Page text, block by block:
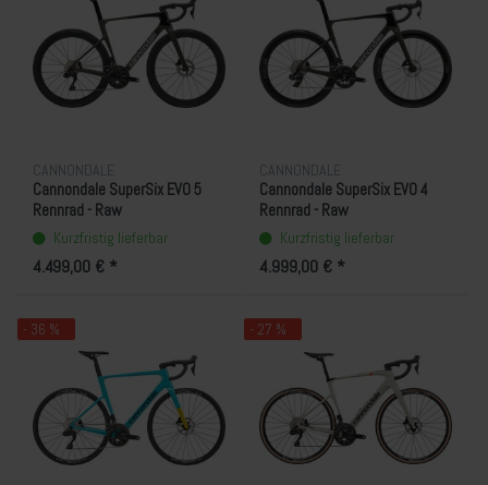
CANNONDALE
Cannondale SuperSix EVO 5
Rennrad - Raw
Kurzfristig lieferbar
4.499,00 € *
CANNONDALE
Cannondale SuperSix EVO 4
Rennrad - Raw
Kurzfristig lieferbar
4.999,00 € *
- 36 % - 27 %